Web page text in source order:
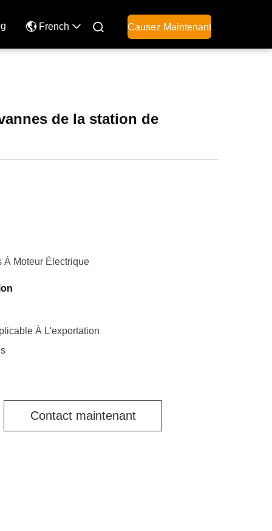
French  Causez Maintenant
de la station de
À Moteur Électrique
À L'exportation
Contact maintenant